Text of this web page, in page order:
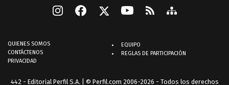
QUIENES SOMOS
CONTÁCTENOS
PRIVACIDAD
EQUIPO
REGLAS DE PARTICIPACIÓN
442 - Editorial Perfil S.A. | © Perfil.com 2006-2026 - Todos los derechos